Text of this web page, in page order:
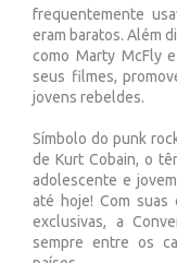
frequentemente
eram baratos. Além
como Marty McFly
seus filmes,
jovens rebeldes.
Símbolo do punk
de Kurt Cobain, o
adolescente e
até hoje! Com suas
exclusivas, a
sempre entre os